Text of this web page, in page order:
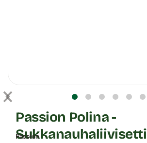
Passion
Passion Polina -
Sukkanauhaliivisetti